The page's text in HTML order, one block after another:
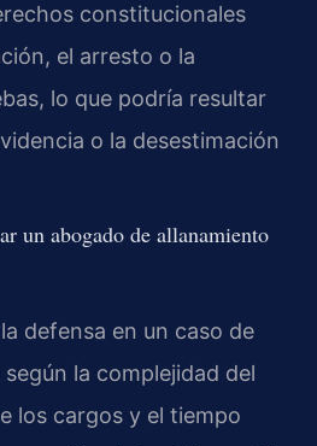
constitucionales
el arresto o la
lo que podría resultar
o la desestimación
un abogado de allanamiento
defensa en un caso de
la complejidad del
los cargos y el tiempo